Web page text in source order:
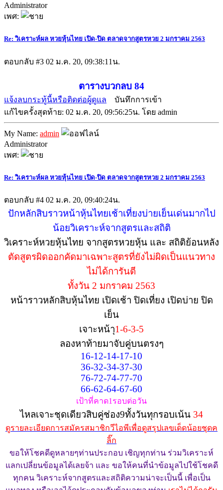
Administrator
เพศ:
Re: วิเคราะห์ผล หวยหุ้นไทย เปิด-ปิด ตลาดจากสูตรหวย 2 มกราคม 2563
ตอบกลับ #3 02 ม.ค. 20, 09:38:11น.
ตารางบวกลบ 84
แจ้งลบกระทู้นี้หรือติดต่อผู้ดูแล
บันทึกการเข้า
แก้ไขครั้งสุดท้าย: 02 ม.ค. 20, 09:56:25น. โดย admin
My Name: admin
Administrator
เพศ:
Re: วิเคราะห์ผล หวยหุ้นไทย เปิด-ปิด ตลาดจากสูตรหวย 2 มกราคม 2563
ตอบกลับ #4 02 ม.ค. 20, 09:40:24น.
ปักหลักสิบราวหน้าหุ้นไทยเช้าเที่ยงบ่ายเย็นเด่นมากไป
น้อยวิเคราะห์จากสูตรและสถิติ
วิเคราะห์หวยหุ้นไทย จากสูตรหวยหุ้น และ สถิติย้อนหลัง
ตัดสูตรผิดออกคัดมาเฉพาะสูตรที่ยังไม่ผิดเป็นแนวทาง
ไม่ได้การันตี
ทั้งวัน 2 มกราคม 2563
หน้าราวหลักสิบหุ้นไทย เปิดเช้า ปิดเที่ยง เปิดบ่าย ปิด
เย็น
เจาะหน้าุ1-6-3-5
ลองหาท้ายมาจับคู่บนตรงๆ
16-12-14-17-10
36-32-34-37-30
76-72-74-77-70
66-62-64-67-60
เป้าที่คาด1รอบต่อวัน
ไหลเจาะชุดเดียวสิบคู่ช่อง9ทั้งวันทุกรอบเน้น 34
ดูรายละเอียดการสมัครสมาชิกวีไอพีเพื่อดูสรุปเลขเด็ดน้อยชุดค
ลิ๊ก
ขอให้โชคดีดูหลายๆท่านประกอบ เชิญทุกท่าน ร่วมวิเคราะห์
แลกเปลี่ยนข้อมูลได้เลยจ้า และ ขอให้คนที่นำข้อมูลไปใช้โชคดี
ทุกคน วิเคราะห์จากสูตรและสถิติความน่าจะเป็นนี้ เพื่อเป็น